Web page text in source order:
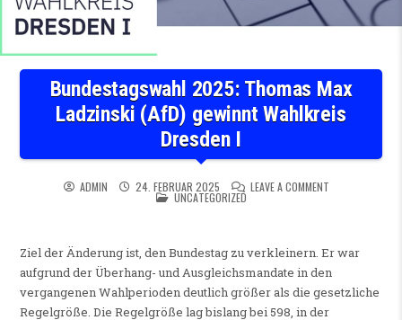
Bundestagswahl 2025: Thomas Max
Ladzinski (AfD) gewinnt Wahlkreis
Dresden I
ADMIN 24. FEBRUAR 2025 LEAVE A COMMENT
POSTED IN
UNCATEGORIZED
Ziel der Änderung ist, den Bundestag zu verkleinern. Er war
aufgrund der Überhang- und Ausgleichsmandate in den
vergangenen Wahlperioden deutlich größer als die gesetzliche
Regelgröße. Die Regelgröße lag bislang bei 598, in der